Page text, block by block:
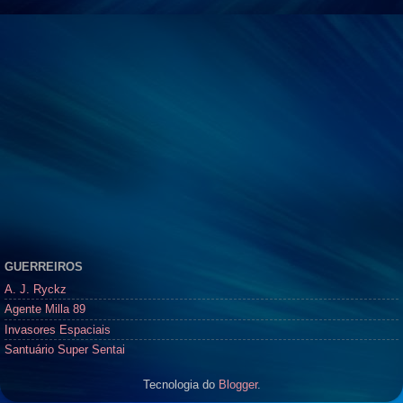
GUERREIROS
A. J. Ryckz
Agente Milla 89
Invasores Espaciais
Santuário Super Sentai
Tecnologia do Blogger.